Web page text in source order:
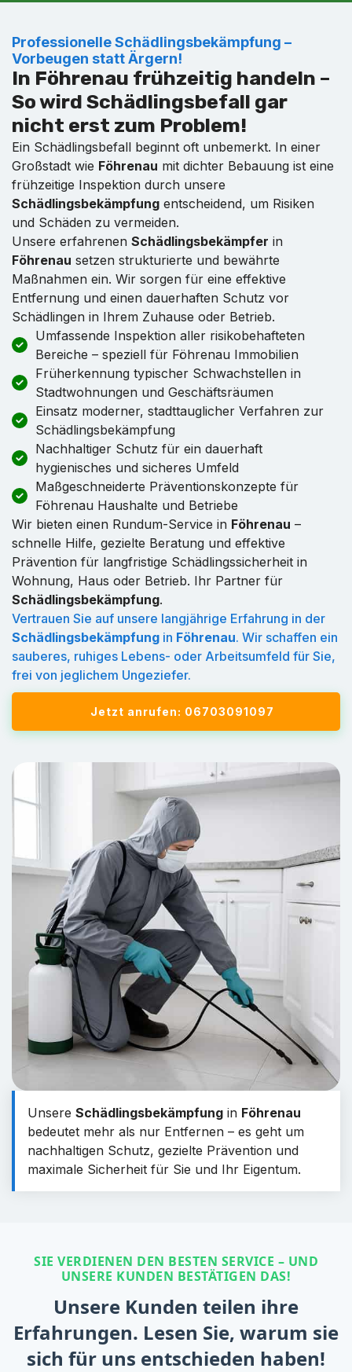
Professionelle Schädlingsbekämpfung –
Vorbeugen statt Ärgern!
In Föhrenau frühzeitig handeln –
So wird Schädlingsbefall gar
nicht erst zum Problem!
Ein Schädlingsbefall beginnt oft unbemerkt. In einer
Großstadt wie Föhrenau mit dichter Bebauung ist eine
frühzeitige Inspektion durch unsere
Schädlingsbekämpfung entscheidend, um Risiken
und Schäden zu vermeiden.
Unsere erfahrenen Schädlingsbekämpfer in
Föhrenau setzen strukturierte und bewährte
Maßnahmen ein. Wir sorgen für eine effektive
Entfernung und einen dauerhaften Schutz vor
Schädlingen in Ihrem Zuhause oder Betrieb.
Umfassende Inspektion aller risikobehafteten
Bereiche – speziell für Föhrenau Immobilien
Früherkennung typischer Schwachstellen in
Stadtwohnungen und Geschäftsräumen
Einsatz moderner, stadttauglicher Verfahren zur
Schädlingsbekämpfung
Nachhaltiger Schutz für ein dauerhaft
hygienisches und sicheres Umfeld
Maßgeschneiderte Präventionskonzepte für
Föhrenau Haushalte und Betriebe
Wir bieten einen Rundum-Service in Föhrenau –
schnelle Hilfe, gezielte Beratung und effektive
Prävention für langfristige Schädlingssicherheit in
Wohnung, Haus oder Betrieb. Ihr Partner für
Schädlingsbekämpfung.
Vertrauen Sie auf unsere langjährige Erfahrung in der
Schädlingsbekämpfung in Föhrenau. Wir schaffen ein
sauberes, ruhiges Lebens- oder Arbeitsumfeld für Sie,
frei von jeglichem Ungeziefer.
Jetzt anrufen: 06703091097
Unsere Schädlingsbekämpfung in Föhrenau
bedeutet mehr als nur Entfernen – es geht um
nachhaltigen Schutz, gezielte Prävention und
maximale Sicherheit für Sie und Ihr Eigentum.
SIE VERDIENEN DEN BESTEN SERVICE – UND
UNSERE KUNDEN BESTÄTIGEN DAS!
Unsere Kunden teilen ihre
Erfahrungen. Lesen Sie, warum sie
sich für uns entschieden haben!